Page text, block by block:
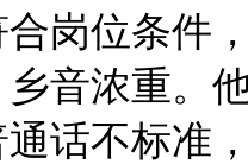
岗位条件
音浓重。
话不标准